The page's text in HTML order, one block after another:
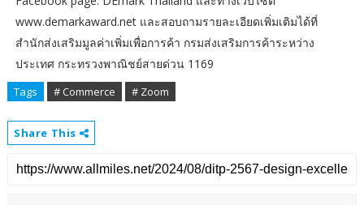
www.demarkaward.net และสอบถามรายละเอียดเพิ่มเติมได้ที่
สำนักส่งเสริมมูลค่าเพิ่มเพื่อการค้า กรมส่งเสริมการค้าระหว่าง
ประเทศ กระทรวงพาณิชย์สายด่วน 1169
Tags # Commerce # Zoom
Share This